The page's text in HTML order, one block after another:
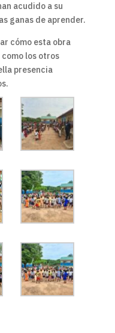
acudido a su
ganas de aprender.
cómo esta obra
los otros
presencia